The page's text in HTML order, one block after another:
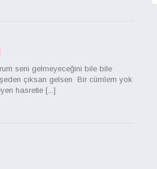
seni gelmeyeceğini bile bile
çıksan gelsen Bir cümlem yok
hasretle [...]